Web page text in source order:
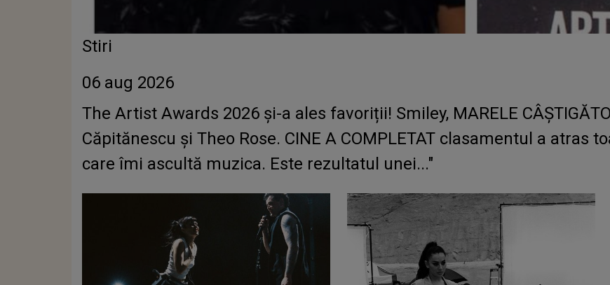
Stiri
06 aug 2026
The Artist Awards 2026 și-a ales favoriții! Smiley, MARELE
Căpitănescu și Theo Rose. CINE A COMPLETAT clasamentul a atras
care îmi ascultă muzica. Este rezultatul unei..."